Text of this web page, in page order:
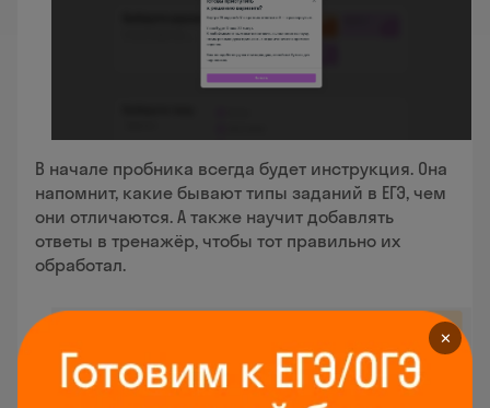
В начале пробника всегда будет инструкция. Она
напомнит, какие бывают типы заданий в ЕГЭ, чем
они отличаются. А также научит добавлять
ответы в тренажёр, чтобы тот правильно их
обработал.
✕